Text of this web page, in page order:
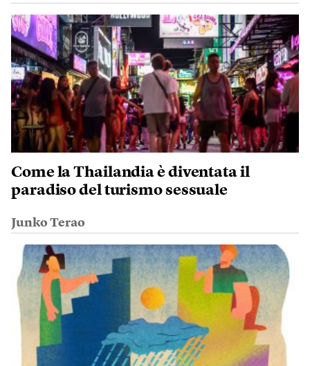
Come la Thailandia è diventata il
paradiso del turismo sessuale
Junko Terao